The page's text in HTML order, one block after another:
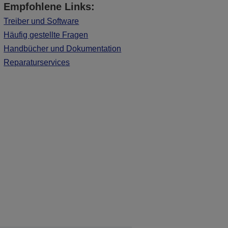
Empfohlene Links:
Treiber und Software
Häufig gestellte Fragen
Handbücher und Dokumentation
Reparaturservices